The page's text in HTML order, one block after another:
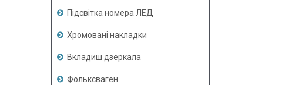
Підсвітка номера ЛЕД
Хромовані накладки
Вкладиш дзеркала
Фольксваген